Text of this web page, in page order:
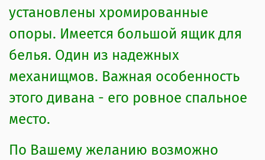
установлены хромированные
опоры. Имеется большой ящик для
белья. Один из надежных
механищмов. Важная особенность
этого дивана - его ровное спальное
место.
По Вашему желанию возможно